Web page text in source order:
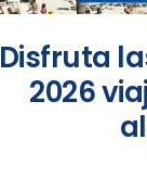
Disfruta
2026